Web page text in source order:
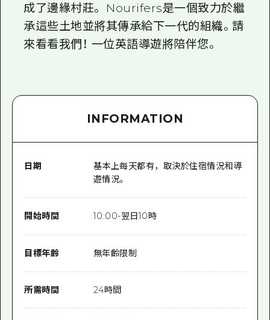
成了邊緣村莊。 Nourifers是一個致力於繼
承這些土地並將其傳承給下一代的組織。請
來看看我們！ 一位英語導遊將陪伴您。
INFORMATION
日期
基本上每天都有，取決於住宿情況和導
遊情況。
開始時間 10:00-翌日10時
目標年齡 無年齡限制
所需時間 24時間